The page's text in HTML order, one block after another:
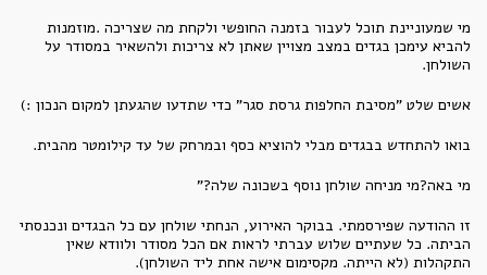
מי שמעוניינת תוכל לעבור בזמנה החופשי ולקחת מה שצריכה .מוזמנות
להביא עימכן בגדים במצב מצויין שאתן לא צריכות ולהשאיר במסודר על
השולחן.
אשים שלט "מסיבת החלפות גרסת סגר" כדי שתדעו שהגעתן למקום הנכון :)
בואו להתחדש בבגדים מבלי להוציא כסף ובמרחק של עד קילומטר מהבית.
מי באה?מי מניחה שולחן נוסף בשכונה שלה?"
זו ההודעה שפירסמתי. בבוקר האירוע, הנחתי שולחן עם כל הבגדים ונכנסתי
הביתה. כל שעתיים שלוש עברתי לראות אם הכל מסודר ולוודא שאין
התקהלות (לא הייתה. מקסימום אישה אחת ליד השולחן).